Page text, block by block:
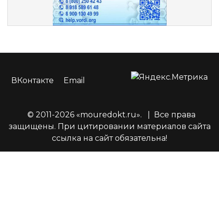
ВКонтакте Email
© 2011-2026 «mouredokt.ru».
Все права
защищены. При цитировании материалов сайта
ссылка на сайт обязательна!